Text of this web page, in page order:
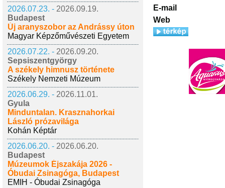
2026.07.23. - 2026.09.19.
Budapest
Új aranyszobor az Andrássy úton
Magyar Képzőművészeti Egyetem
2026.07.22. - 2026.09.20.
Sepsiszentgyörgy
A székely himnusz története
Székely Nemzeti Múzeum
2026.06.29. - 2026.11.01.
Gyula
Minduntalan. Krasznahorkai
László prózavilága
Kohán Képtár
2026.06.20. - 2026.06.20.
Budapest
Múzeumok Éjszakája 2026 -
Óbudai Zsinagóga, Budapest
EMIH - Óbudai Zsinagóga
E-mail
Web